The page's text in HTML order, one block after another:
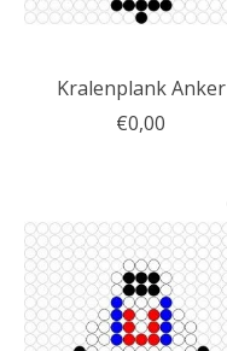
Kralenplank Anker
€0,00